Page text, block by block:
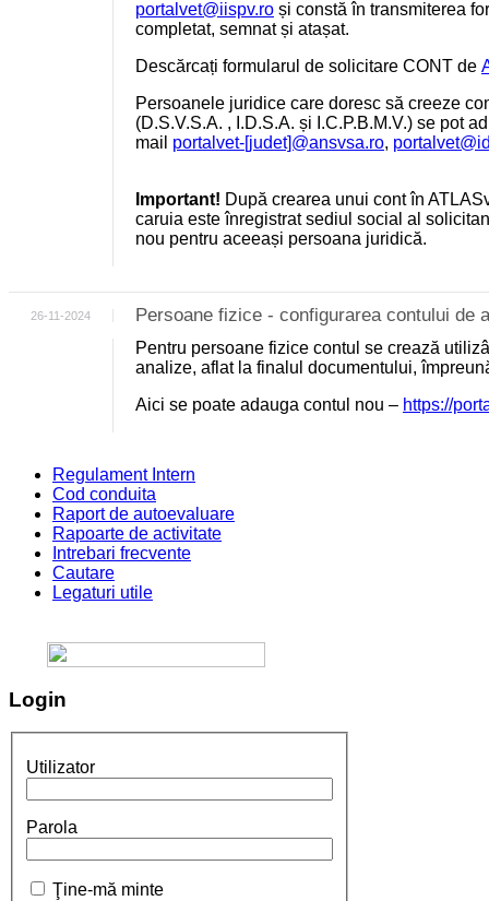
portalvet@iispv.ro și constă în transmiterea
completat, semnat și atașat.
Descărcați formularul de solicitare CONT de
Persoanele juridice care doresc să creeze
(D.S.V.S.A. , I.D.S.A. și I.C.P.B.M.V.) se pot
mail portalvet-[judet]@ansvsa.ro,
Important! După crearea unui cont în
caruia este înregistrat sediul social al
nou pentru aceeași persoana juridică.
26-11-2024 Persoane fizice - configurarea contului de
Pentru persoane fizice contul se crează
analize, aflat la finalul documentului,
Aici se poate adauga contul nou – https://
Regulament Intern
Cod conduita
Raport de autoevaluare
Rapoarte de activitate
Intrebari frecvente
Cautare
Legaturi utile
Login
Utilizator
Parola
Ţine-mă minte